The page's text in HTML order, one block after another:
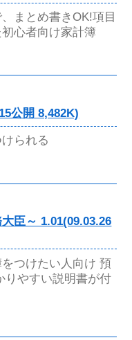
まとめ書きOK!項目
心者向け家計簿
公開 8,482K)
られる
臣～ 1.01(09.03.26
つけたい人向け 預
りやすい説明書が付